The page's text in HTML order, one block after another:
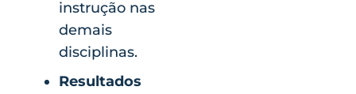
instrução nas
demais
disciplinas.
Resultados